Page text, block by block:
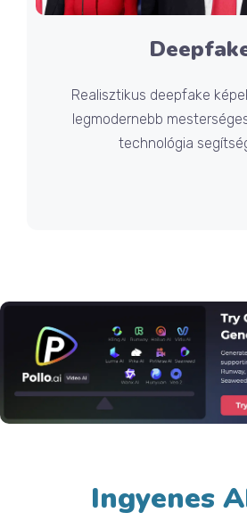
Realisztikus deepfake
legmodernebb
technológia
Ingyenes